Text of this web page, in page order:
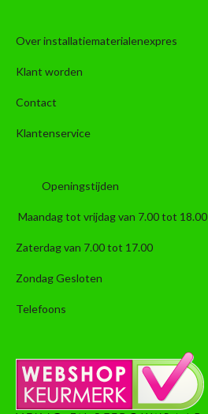
Over installatiematerialenexpres
Klant worden
Contact
Klantenservice
Openingstijden
Maandag tot vrijdag van 7.00 tot 18.00
Zaterdag van 7.00 tot 17.00
Zondag Gesloten
Telefoons